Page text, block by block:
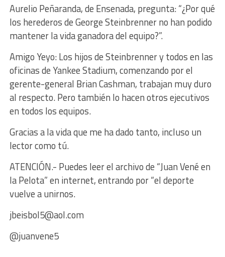
Aurelio Peñaranda, de Ensenada, pregunta: “¿Por qué
los herederos de George Steinbrenner no han podido
mantener la vida ganadora del equipo?”.
Amigo Yeyo: Los hijos de Steinbrenner y todos en las
oficinas de Yankee Stadium, comenzando por el
gerente-general Brian Cashman, trabajan muy duro
al respecto. Pero también lo hacen otros ejecutivos
en todos los equipos.
Gracias a la vida que me ha dado tanto, incluso un
lector como tú.
ATENCIÓN.- Puedes leer el archivo de “Juan Vené en
la Pelota” en internet, entrando por “el deporte
vuelve a unirnos.
jbeisbol5@aol.com
@juanvene5